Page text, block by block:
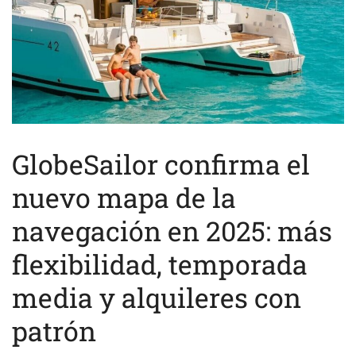
GlobeSailor confirma el
nuevo mapa de la
navegación en 2025: más
flexibilidad, temporada
media y alquileres con
patrón